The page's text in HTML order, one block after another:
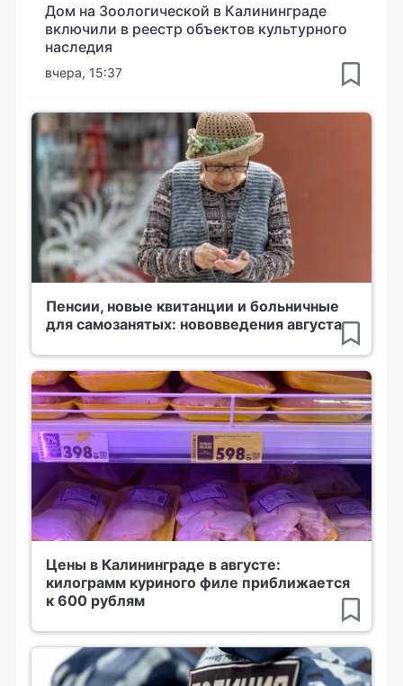
Дом на Зоологической в Калининграде
включили в реестр объектов культурного
наследия
вчера, 15:37
Пенсии, новые квитанции и больничные
для самозанятых: нововведения августа
Цены в Калининграде в августе:
килограмм куриного филе приближается
к 600 рублям